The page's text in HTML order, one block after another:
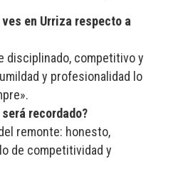
en Urriza respecto a
disciplinado, competitivo y
y profesionalidad lo
recordado?
remonte: honesto,
de competitividad y